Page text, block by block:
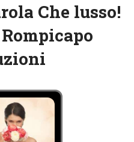
Che lusso!